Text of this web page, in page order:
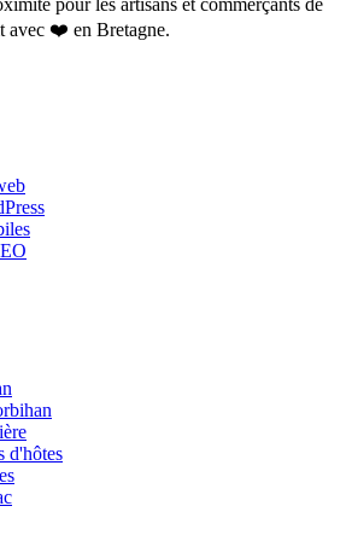
pour les artisans et commerçants de
avec ❤️ en Bretagne.
d'hôtes